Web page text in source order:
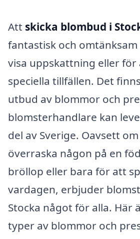
Att skicka blombud i
fantastisk och
visa uppskattning eller för
speciella tillfällen. Det
utbud av blommor och
blomsterhandlare kan
del av Sverige. Oavsett
överraska någon på en
bröllop eller bara för att
vardagen, erbjuder
Stocka något för alla. Här
typer av blommor och